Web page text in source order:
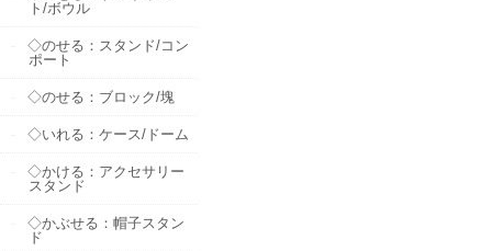
ト/ボウル
◇のせる：スタンド/コン
ポート
◇のせる：ブロック/塊
◇いれる：ケース/ドーム
◇かける：アクセサリー
スタンド
◇かぶせる：帽子スタン
ド